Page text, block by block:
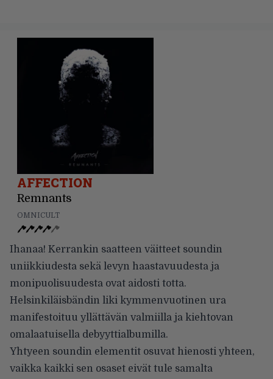
AFFECTION
Remnants
OMNICULT
Ihanaa! Kerrankin saatteen väitteet soundin
uniikkiudesta sekä levyn haastavuudesta ja
monipuolisuudesta ovat aidosti totta.
Helsinkiläisbändin liki kymmenvuotinen ura
manifestoituu yllättävän valmiilla ja kiehtovan
omalaatuisella debyyttialbumilla.
Yhtyeen soundin elementit osuvat hienosti yhteen,
vaikka kaikki sen osaset eivät tule samalta